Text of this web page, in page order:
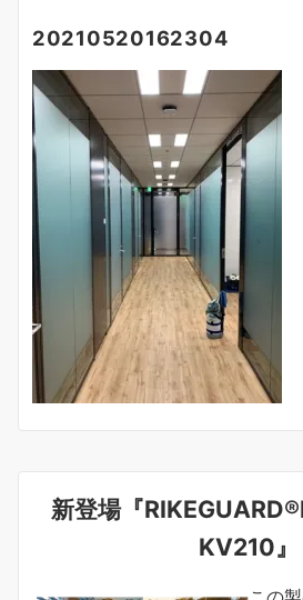
20210520162304
新登場『
KV210』